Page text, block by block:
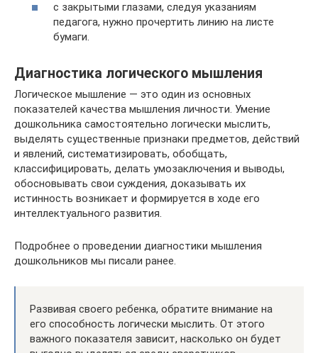
с закрытыми глазами, следуя указаниям
педагога, нужно прочертить линию на листе
бумаги.
Диагностика логического мышления
Логическое мышление — это один из основных
показателей качества мышления личности. Умение
дошкольника самостоятельно логически мыслить,
выделять существенные признаки предметов, действий
и явлений, систематизировать, обобщать,
классифицировать, делать умозаключения и выводы,
обосновывать свои суждения, доказывать их
истинность возникает и формируется в ходе его
интеллектуального развития.
Подробнее о проведении диагностики мышления
дошкольников мы писали ранее.
Развивая своего ребенка, обратите внимание на
его способность логически мыслить. От этого
важного показателя зависит, насколько он будет